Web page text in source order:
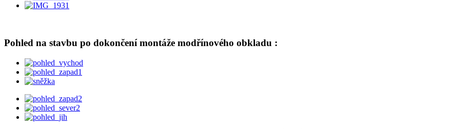
Pohled na stavbu po dokončení montáže modřínového obkladu :